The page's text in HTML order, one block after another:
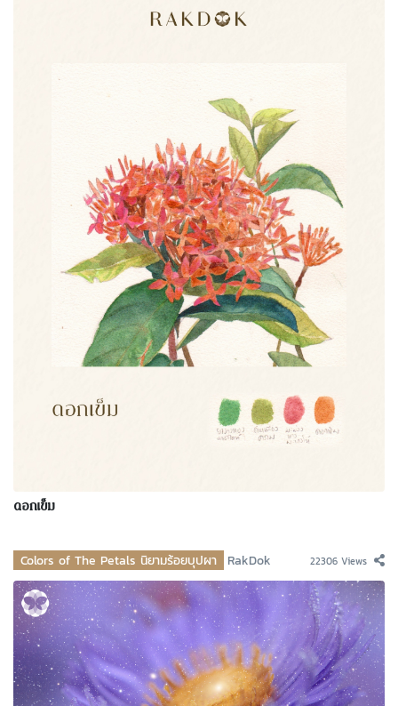
ดอกเข็ม
Colors of The Petals นิยามร้อยบุปผา RakDok 22306 Views